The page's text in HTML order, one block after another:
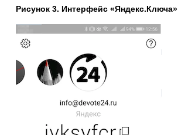
Рисунок 3. Интерфейс «Яндекс.Ключа»